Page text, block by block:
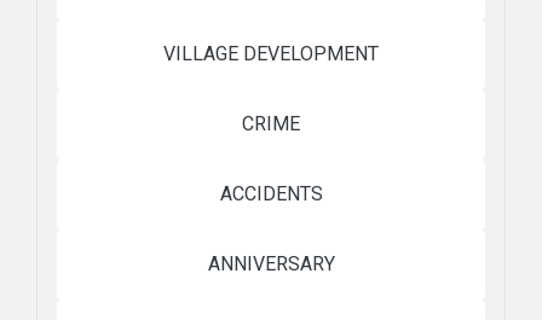
VILLAGE DEVELOPMENT
CRIME
ACCIDENTS
ANNIVERSARY